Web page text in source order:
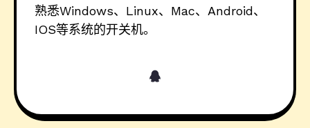
熟悉Windows、Linux、Mac、Android、
IOS等系统的开关机。